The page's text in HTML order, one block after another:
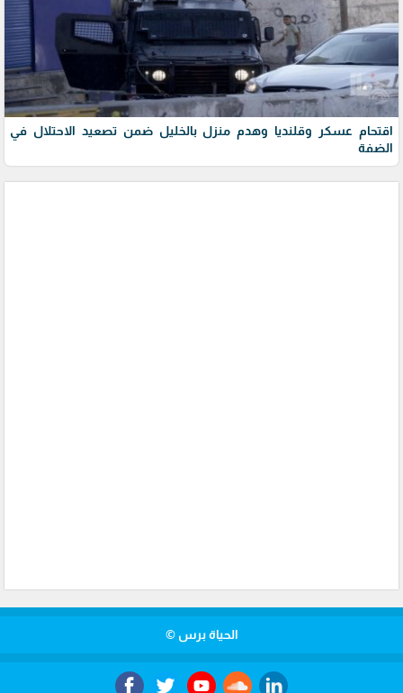
اقتحام عسكر وقلنديا وهدم منزل بالخليل ضمن تصعيد الاحتلال في
الضفة
الحياة برس ©